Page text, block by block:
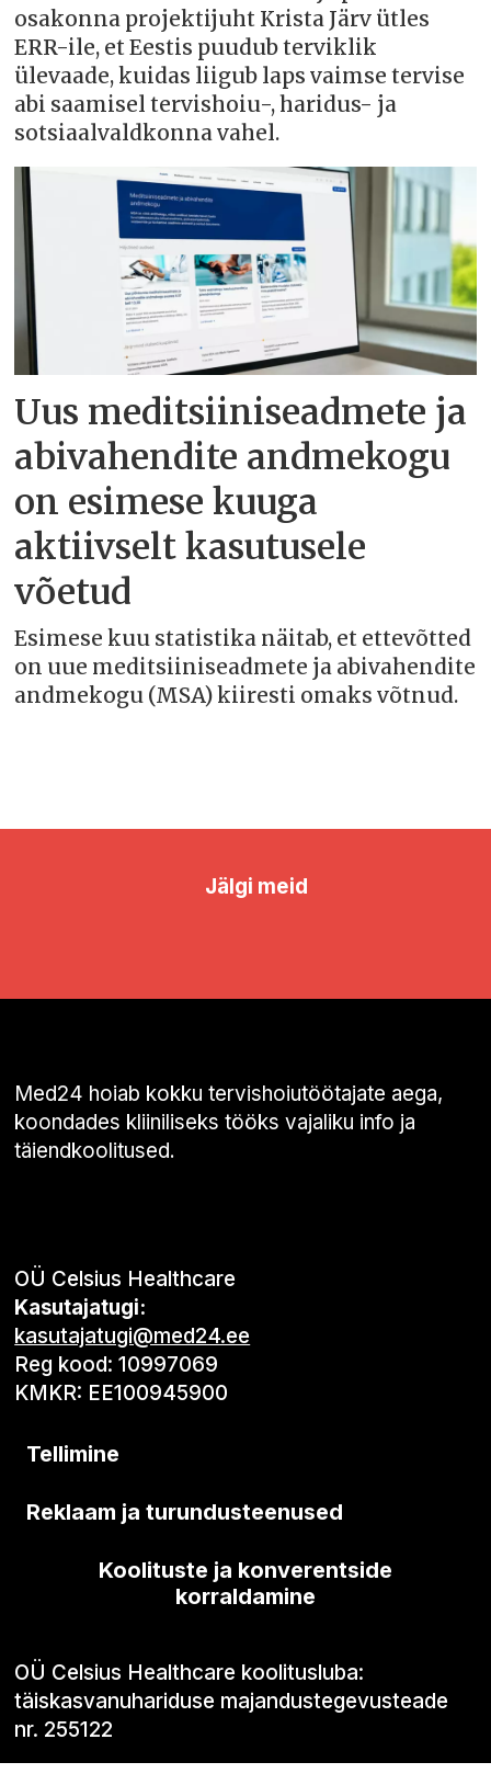
osakonna projektijuht Krista Järv ütles
ERR-ile, et Eestis puudub terviklik
ülevaade, kuidas liigub laps vaimse tervise
abi saamisel tervishoiu-, haridus- ja
sotsiaalvaldkonna vahel.
Uus meditsiiniseadmete ja
abivahendite andmekogu
on esimese kuuga
aktiivselt kasutusele
võetud
Esimese kuu statistika näitab, et ettevõtted
on uue meditsiiniseadmete ja abivahendite
andmekogu (MSA) kiiresti omaks võtnud.
Jälgi meid
Med24 hoiab kokku tervishoiutöötajate aega,
koondades kliiniliseks tööks vajaliku info ja
täiendkoolitused.
OÜ Celsius Healthcare
Kasutajatugi:
kasutajatugi@med24.ee
Reg kood: 10997069
KMKR: EE100945900
Tellimine
Reklaam ja turundusteenused
Koolituste ja konverentside
korraldamine
OÜ Celsius Healthcare koolitusluba:
täiskasvanuhariduse majandustegevusteade
nr. 255122